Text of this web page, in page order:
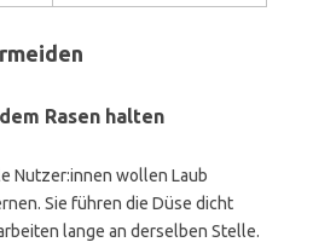
Rasen halten
Nutzer:innen wollen Laub
Sie führen die Düse dicht
lange an derselben Stelle.